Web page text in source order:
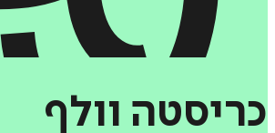
כריסטה וולף